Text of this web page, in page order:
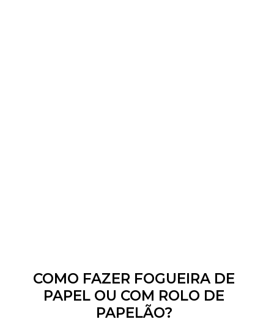
COMO FAZER FOGUEIRA DE
PAPEL OU COM ROLO DE
PAPELÃO?